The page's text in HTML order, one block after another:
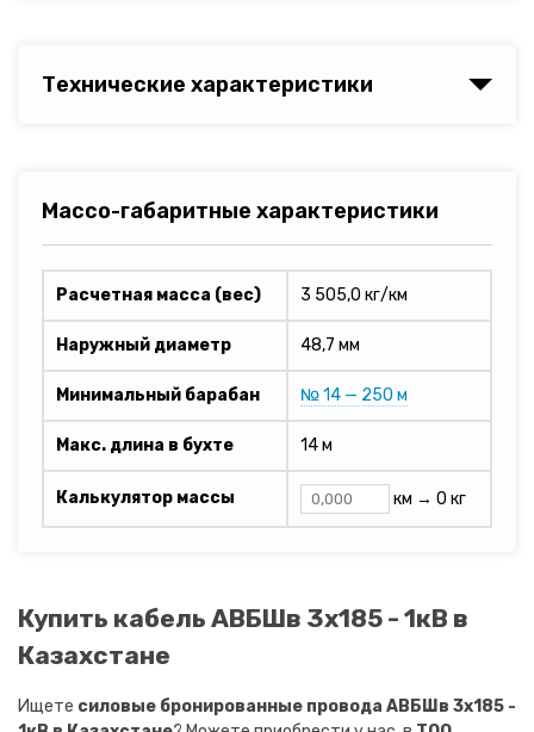
Технические характеристики
Массо-габаритные характеристики
Расчетная масса (вес) 3 505,0 кг/км
Наружный диаметр 48,7 мм
Минимальный барабан № 14 — 250 м
Макс. длина в бухте 14 м
Калькулятор массы км → 0 кг
Купить кабель АВБШв 3х185 - 1кВ в
Казахстане
Ищете силовые бронированные провода АВБШв 3х185 -